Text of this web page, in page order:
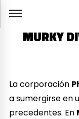
MURKY
La corporación
a sumergirse en
precedentes. En